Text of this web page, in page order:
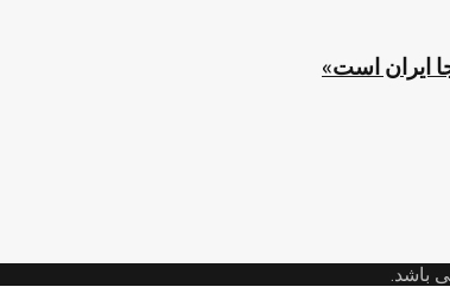
ایران است»
باشد.